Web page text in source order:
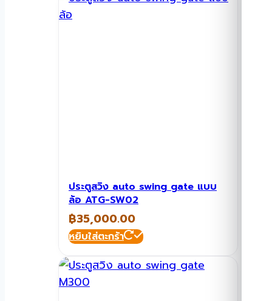
ประตูสวิง auto swing gate แบบ
ล้อ ATG-SW02
฿35,000.00
หยิบใส่ตะกร้า